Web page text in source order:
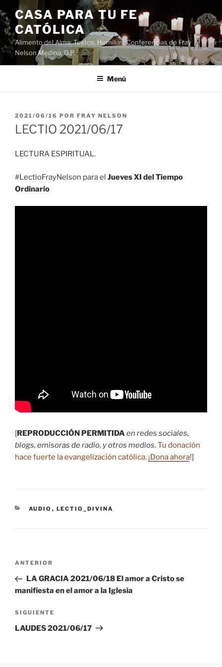
Saltar
al
contenido
CASA PARA TU FE
CATÓLICA
Alimento del Alma: Textos, Homilias, Conferencias de Fray
Nelson Medina, O.P.
Menú
PUBLICADO
EL
2021/06/16 POR FRAY NELSON
LECTIO 2021/06/17
LECTURA ESPIRITUAL.
#LectioFrayNelson para el Jueves XI del Tiempo
Ordinario
[REPRODUCCIÓN PERMITIDAen redes sociales,
blogs, emisoras de radio, y otros medios.Tu donación
hace fuerte la evangelización católica. ¡Dona ahora!]
CATEGORÍAS
AUDIO , LECTIO_DIVINA
Navegación
entradas
Entrada
anterior:
ANTERIOR
LA GRACIA 2021/06/18 El amor a Cristo se
manifiesta en el amor a la Iglesia
Siguiente
entrada
SIGUIENTE
LAUDES 2021/06/17